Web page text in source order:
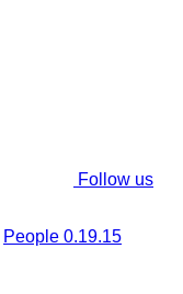
Follow us
People 0.19.15